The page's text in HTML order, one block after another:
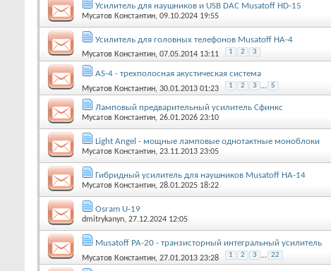
Усилитель для наушников и USB DAC Musatoff HD-15
Мусатов Константин, 09.10.2024 19:55
Усилитель для головных телефонов Musatoff HA-4
Мусатов Константин, 07.05.2014 13:11 1 2 3
AS-4 - трехполосная акустическая система
Мусатов Константин, 30.01.2013 01:23 1 2 3 ... 5
Ламповый предварительный усилитель Сфинкс
Мусатов Константин, 26.01.2026 23:10
Light Angel - мощные ламповые однотактные моноблоки
Мусатов Константин, 23.11.2013 23:05
Гибридный усилитель для наушников Musatoff HA-14
Мусатов Константин, 28.01.2025 18:22
Osram U-19
dmitrykanyn, 27.12.2024 12:05
Musatoff PA-20 - транзисторный интегральный усилитель
Мусатов Константин, 27.01.2013 23:28 1 2 3 ... 22